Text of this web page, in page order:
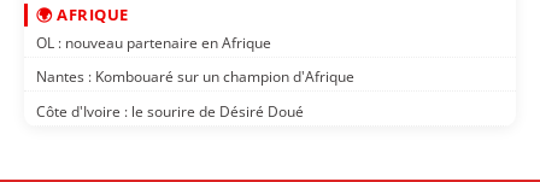
🌍 AFRIQUE
OL : nouveau partenaire en Afrique
Nantes : Kombouaré sur un champion d'Afrique
Côte d'Ivoire : le sourire de Désiré Doué